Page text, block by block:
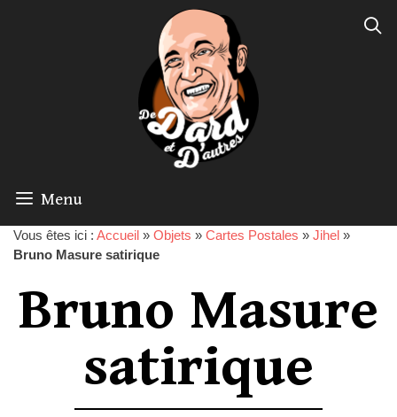
Menu
Vous êtes ici : Accueil » Objets » Cartes Postales » Jihel »
Bruno Masure satirique
Bruno Masure
satirique